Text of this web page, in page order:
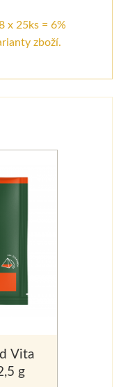
x 25ks = 6%
zboží.
Vita
g